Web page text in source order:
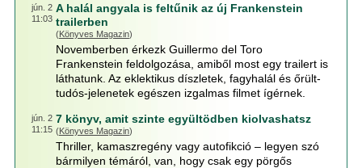
jún. 2
11:03
A halál angyala is feltűnik az új Frankenstein
trailerben
(Könyves Magazin)
Novemberben érkezk Guillermo del Toro
Frankenstein feldolgozása, amiből most egy trailert is
láthatunk. Az eklektikus díszletek, fagyhalál és őrült-
tudós-jelenetek egészen izgalmas filmet ígérnek.
jún. 2
11:15
7 könyv, amit szinte együltödben kiolvashatsz
(Könyves Magazin)
Thriller, kamaszregény vagy autofikció – legyen szó
bármilyen témáról, van, hogy csak egy pörgős